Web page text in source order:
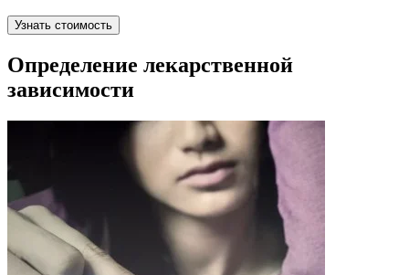
Узнать стоимость
Определение лекарственной
зависимости